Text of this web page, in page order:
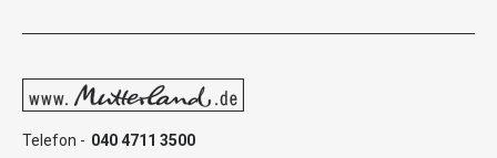
Telefon - 040 4711 3500